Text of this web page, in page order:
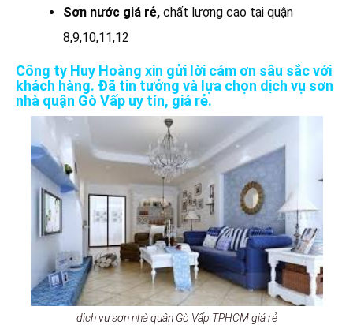
Sơn nước giá rẻ, chất lượng cao tại quận
8,9,10,11,12
Công ty Huy Hoàng xin gửi lời cám ơn sâu sắc với
khách hàng. Đã tin tưởng và lựa chọn dịch vụ sơn
nhà quận Gò Vấp uy tín, giá rẻ.
dịch vụ sơn nhà quận Gò Vấp TPHCM giá rẻ